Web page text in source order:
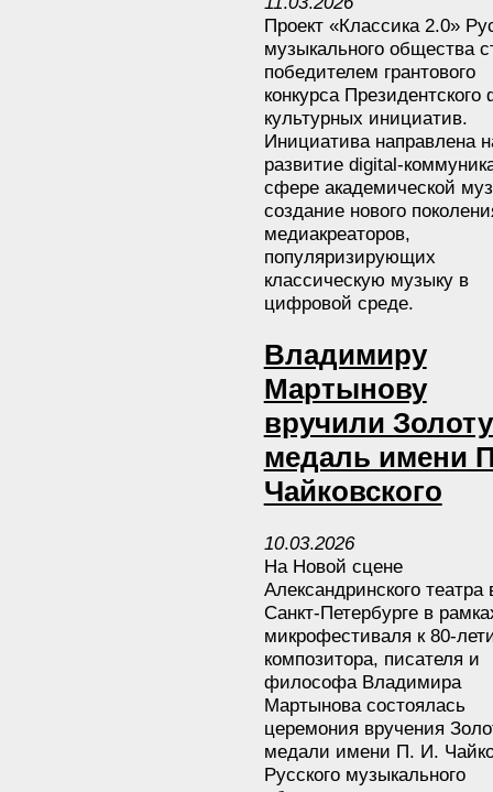
Проект «Классика 2.0»
музыкального общества
победителем грантового
конкурса Президентского
культурных инициатив.
Инициатива направлена
развитие digital-
сфере академической
создание нового
медиакреаторов,
популяризирующих
классическую музыку в
цифровой среде.
Владимиру
Мартынову
вручили
медаль имени
Чайковского
10.03.2026
На Новой сцене
Александринского театра
Санкт-Петербурге в
микрофестиваля к 80-
композитора, писателя и
философа Владимира
Мартынова состоялась
церемония вручения
медали имени П. И.
Русского музыкального